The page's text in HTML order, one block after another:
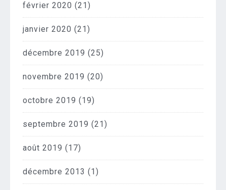
février 2020 (21)
janvier 2020 (21)
décembre 2019 (25)
novembre 2019 (20)
octobre 2019 (19)
septembre 2019 (21)
août 2019 (17)
décembre 2013 (1)